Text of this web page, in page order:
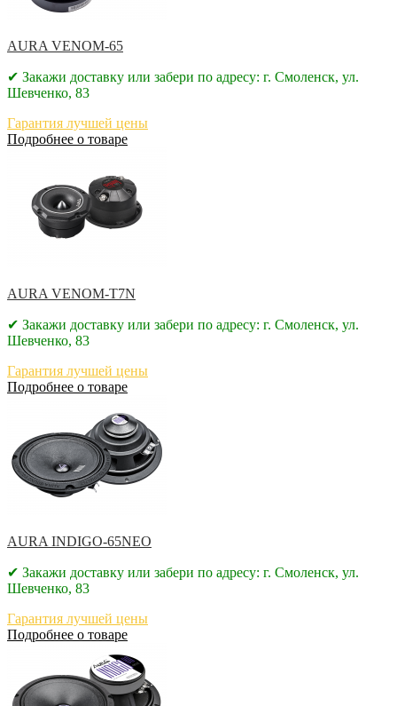
AURA VENOM-65
✔ Закажи доставку или забери по адресу: г. Смоленск, ул.
Шевченко, 83
Гарантия лучшей цены
Подробнее о товаре
AURA VENOM-T7N
✔ Закажи доставку или забери по адресу: г. Смоленск, ул.
Шевченко, 83
Гарантия лучшей цены
Подробнее о товаре
AURA INDIGO-65NEO
✔ Закажи доставку или забери по адресу: г. Смоленск, ул.
Шевченко, 83
Гарантия лучшей цены
Подробнее о товаре